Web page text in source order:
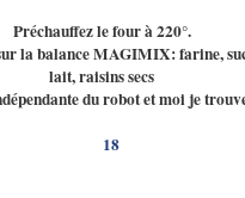
Préchauffez le four à 220°.
la balance MAGIMIX:farine,
lait,raisins secs
du robot et moi je